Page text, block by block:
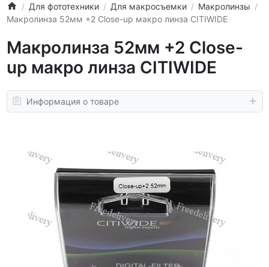
Для фототехники Для макросъемки
Макролинзы
Макролинза 52мм +2 Close-up макро линза CITIWIDE
Макролинза 52мм +2 Close-
up макро линза CITIWIDE
Информация о товаре